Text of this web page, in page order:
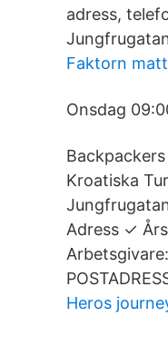
adress,
Faktorn
Onsdag
Kroatiska
Adress ✓
Heros